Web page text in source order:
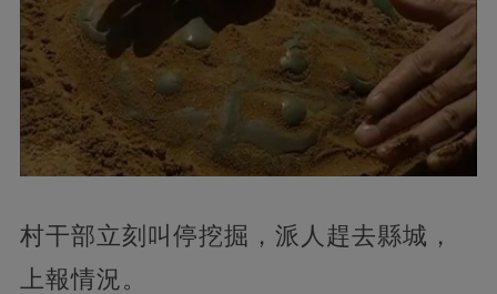
村干部立刻叫停挖掘，派人趕去縣城，
上報情況。